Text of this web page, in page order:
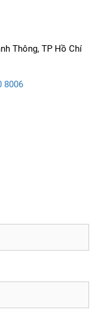
Thông, TP Hồ Chí
8006